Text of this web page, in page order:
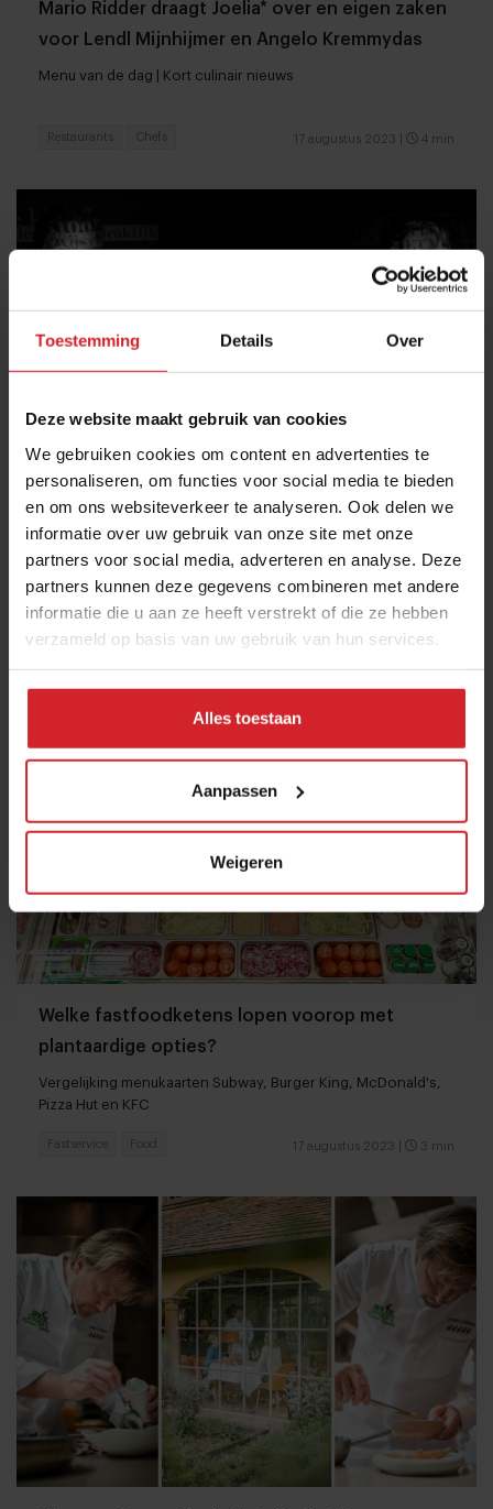
Toestemming Details Over
Deze website maakt gebruik van cookies
We gebruiken cookies om content en advertenties te
personaliseren, om functies voor social media te bieden
en om ons websiteverkeer te analyseren. Ook delen we
informatie over uw gebruik van onze site met onze
partners voor social media, adverteren en analyse. Deze
partners kunnen deze gegevens combineren met andere
informatie die u aan ze heeft verstrekt of die ze hebben
verzameld op basis van uw gebruik van hun services.
Alles toestaan
Aanpassen
Weigeren
Mario Ridder draagt Joelia* over en eigen zaken
voor Lendl Mijnhijmer en Angelo Kremmydas
Menu van de dag | Kort culinair nieuws
17 augustus 2023 4 min
Restaurants Chefs
“Horecaopleidingen moeten persoonlijker"
5 opleiders delen hun visie op ambacht en opleiding
17 augustus 2023 | 8 min
Onderwijs Hospitality
Welke fastfoodketens lopen voorop met
plantaardige opties?
Vergelijking menukaarten Subway, Burger King, McDonald's,
Pizza Hut en KFC
17 augustus 2023 3 min
Fastservice Food